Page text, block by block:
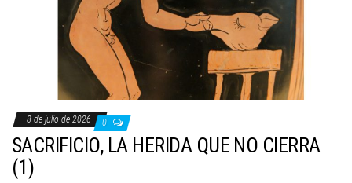
8 de julio de 2026 0
SACRIFICIO, LA HERIDA QUE NO CIERRA
(1)